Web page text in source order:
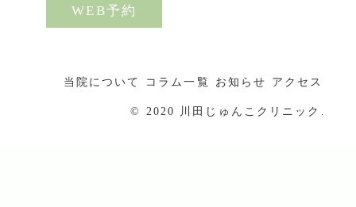
WEB予約
当院について コラム一覧 お知らせ アクセス
© 2020 川田じゅんこクリニック.